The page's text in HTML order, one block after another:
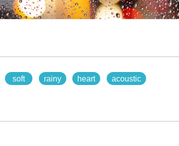
acoustic
heart
rainy
soft